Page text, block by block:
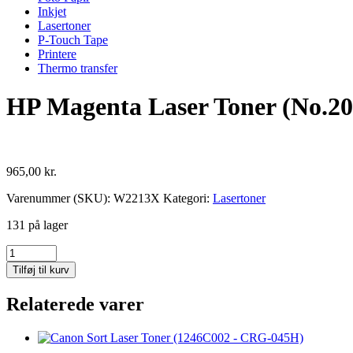
Inkjet
Lasertoner
P-Touch Tape
Printere
Thermo transfer
HP Magenta Laser Toner
965,00 kr.
Varenummer (SKU): W2213X Kategori: Lasertoner
131 på lager
HP
Magenta
Laser
Toner
(No.207X)
Tilføj til kurv
Relaterede varer